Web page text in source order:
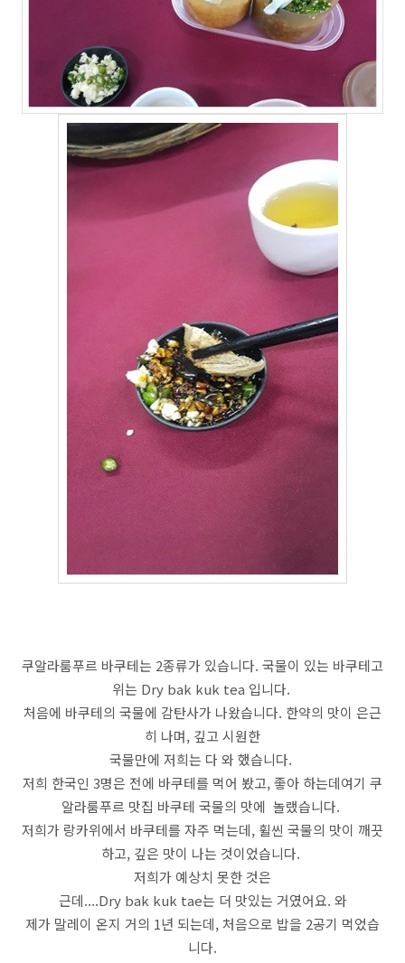
쿠알라룸푸르 바쿠테는 2종류가 있습니다. 국물이 있는 바쿠테고
위는 Dry bak kuk tea 입니다.
처음에 바쿠테의 국물에 감탄사가 나왔습니다. 한약의 맛이 은근
히 나며, 깊고 시원한
국물만에 저희는 다 와 했습니다.
저희 한국인 3명은 전에 바쿠테를 먹어 봤고, 좋아 하는데여기 쿠
알라룸푸르 맛집 바쿠테 국물의 맛에 놀랬습니다.
저희가 랑카위에서 바쿠테를 자주 먹는데, 휠씬 국물의 맛이 깨끗
하고, 깊은 맛이 나는 것이었습니다.
저희가 예상치 못한 것은
근데....Dry bak kuk tae는 더 맛있는 거였어요. 와
제가 말레이 온지 거의 1년 되는데, 처음으로 밥을 2공기 먹었습
니다.